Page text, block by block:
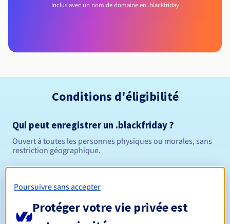
Inclus avec un nom de domaine en .blackfriday
Conditions d'éligibilité
Qui peut enregistrer un .blackfriday ?
Ouvert à toutes les personnes physiques ou morales, sans
restriction géographique.
Durée de réservation Entre 1 et 10 ans
Poursuivre sans accepter
Protéger votre vie privée est